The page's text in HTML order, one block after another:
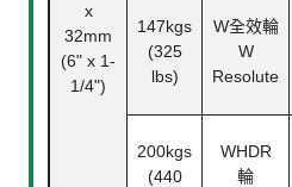
x
32mm
(6" x 1-
1/4")
147kgs
(325
lbs)
W全效輪
W
Resolute
200kgs
(440
WHDR
輪